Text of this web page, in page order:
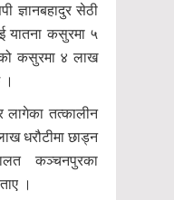
ज्ञानबहादुर सेठी
यातना कसुरमा ५
कसुरमा ४ लाख
।
लागेका तत्कालीन
धरौटीमा छाड्न
कञ्चनपुरका
।